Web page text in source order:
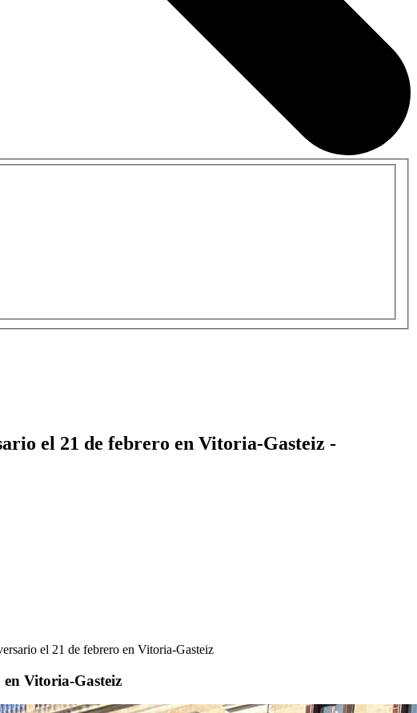
el 21 de febrero en Vitoria-Gasteiz -
el 21 de febrero en Vitoria-Gasteiz
en Vitoria-Gasteiz